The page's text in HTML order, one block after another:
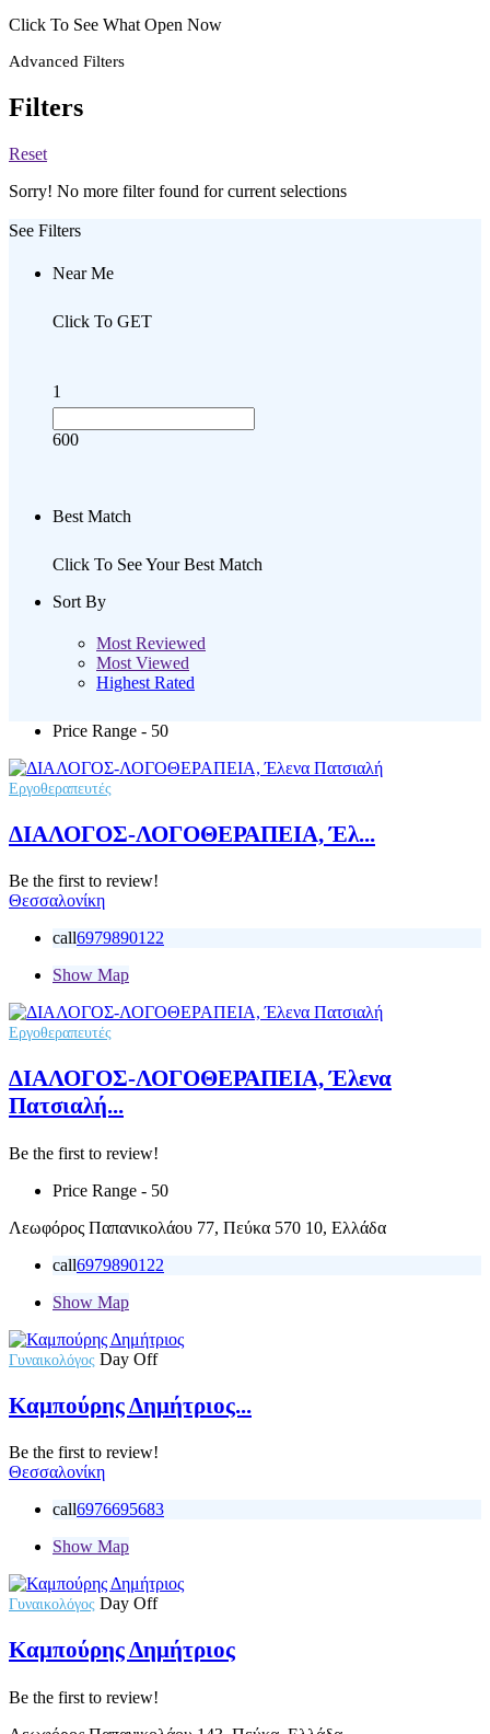
Click To See What Open Now
Advanced Filters
Filters
Reset
Sorry! No more filter found for current selections
See Filters
Near Me
Click To GET
1
600
Best Match
Click To See Your Best Match
Sort By
Most Reviewed
Most Viewed
Highest Rated
Price Range - 50
Εργοθεραπευτές
ΔΙΑΛΟΓΟΣ-ΛΟΓΟΘΕΡΑΠΕΙΑ, Έλ...
Be the first to review!
Θεσσαλονίκη
call6979890122
Show Map
Εργοθεραπευτές
ΔΙΑΛΟΓΟΣ-ΛΟΓΟΘΕΡΑΠΕΙΑ, Έλενα
Πατσιαλή...
Be the first to review!
Price Range - 50
Λεωφόρος Παπανικολάου 77, Πεύκα 570 10, Ελλάδα
call6979890122
Show Map
Γυναικολόγος Day Off
Καμπούρης Δημήτριος...
Be the first to review!
Θεσσαλονίκη
call6976695683
Show Map
Γυναικολόγος Day Off
Καμπούρης Δημήτριος
Be the first to review!